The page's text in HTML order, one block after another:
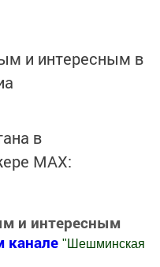
и интересным в
в
MАХ:
и интересным
канале " Шешминская